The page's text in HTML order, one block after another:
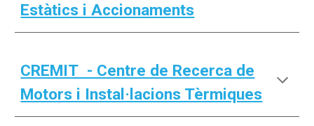
Estàtics i Accionaments
CREMIT - Centre de Recerca de
Motors i Instal·lacions Tèrmiques